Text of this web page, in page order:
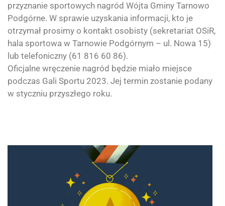
przyznanie sportowych nagród Wójta Gminy Tarnowo
Podgórne. W sprawie uzyskania informacji, kto je
otrzymał prosimy o kontakt osobisty (sekretariat OSiR,
hala sportowa w Tarnowie Podgórnym – ul. Nowa 15)
lub telefoniczny (61 816 60 86).
Oficjalne wręczenie nagród będzie miało miejsce
podczas Gali Sportu 2023. Jej termin zostanie podany
w styczniu przyszłego roku.